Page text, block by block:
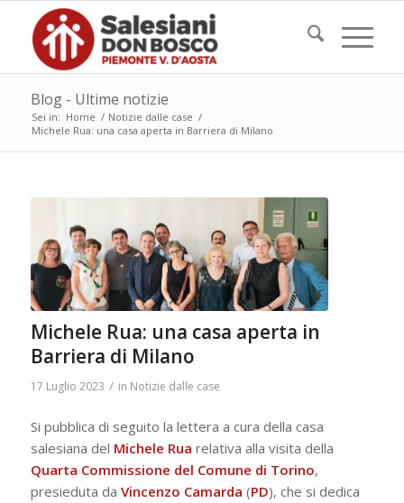
Blog - Ultime notizie
Sei in: Home / Notizie dalle case /
Michele Rua: una casa aperta in Barriera di Milano
Michele Rua: una casa aperta in
Barriera di Milano
17 Luglio 2023 / in Notizie dalle case
Si pubblica di seguito la lettera a cura della casa
salesiana del Michele Rua relativa alla visita della
Quarta Commissione del Comune di Torino,
presieduta da Vincenzo Camarda (PD), che si dedica